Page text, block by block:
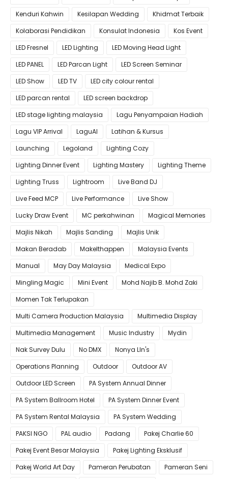
Kenduri Kahwin
Kesilapan Wedding
Khidmat Terbaik
Kolaborasi Pendidikan
Konsulat Indonesia
Kos Event
LED Fresnel
LED Lighting
LED Moving Head Light
LED PANEL
LED Parcan Light
LED Screen Seminar
LED Show
LED TV
LED city colour rental
LED parcan rental
LED screen backdrop
LED stage lighting malaysia
Lagu Penyampaian Hadiah
Lagu VIP Arrival
LaguAI
Latihan & Kursus
Launching
Legoland
Lighting Cozy
Lighting Dinner Event
Lighting Mastery
Lighting Theme
Lighting Truss
Lightroom
Live Band DJ
Live Feed MCP
Live Performance
Live Show
Lucky Draw Event
MC perkahwinan
Magical Memories
Majlis Nikah
Majlis Sanding
Majlis Unik
Makan Beradab
MakeIthappen
Malaysia Events
Manual
May Day Malaysia
Medical Expo
Mingling Magic
Mini Event
Mohd Najib B. Mohd Zaki
Momen Tak Terlupakan
Multi Camera Production Malaysia
Multimedia Display
Multimedia Management
Music Industry
Mydin
Nak Survey Dulu
No DMX
Nonya LIn's
Operations Planning
Outdoor
Outdoor AV
Outdoor LED Screen
PA System Annual Dinner
PA System Ballroom Hotel
PA System Dinner Event
PA System Rental Malaysia
PA System Wedding
PAKSI NGO
PAL audio Padang
Pakej Charlie 60
Pakej Event Besar Malaysia
Pakej Lighting Eksklusif
Pakej World Art Day
Pameran Perubatan
Pameran Seni